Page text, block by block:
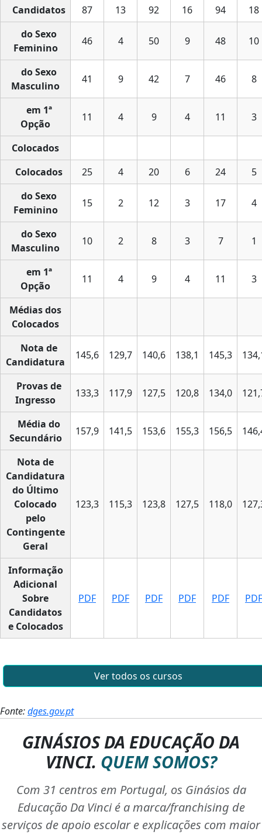
Candidatos
87 13 92 16 94
18
do Sexo
Feminino
46 4 50 9 48 10
do Sexo
Masculino
41 9 42 7 46 8
em 1ª
Opção
11 4 9 4 11 3
Colocados
Colocados
25 4 20 6 24
5
do Sexo
Feminino
15 2 12 3 17 4
do Sexo
Masculino
10 2 8 3 7 1
em 1ª
Opção
11 4 9 4 11 3
Médias dos
Colocados
Nota de
Candidatura
145,6 129,7 140,6 138,1 145,3
Provas de
Ingresso
133,3 117,9 127,5 120,8 134,0
Média do
Secundário
157,9 141,5 153,6 155,3 156,5
Nota de
Candidatura
do Último
Colocado
pelo
Contingente
Geral
123,3 115,3 123,8 127,5 118,0
Informação
Adicional
Sobre
Candidatos
e Colocados
PDF PDF PDF PDF PDF PDF
Ver todos os cursos
Fonte:dges.gov.pt
GINÁSIOS DA EDUCAÇÃO DA
VINCI. QUEM SOMOS?
Com 31 centros em Portugal, os Ginásios da
Educação Da Vinci é a marca/franchising de
serviços de apoio escolar e explicações com maior